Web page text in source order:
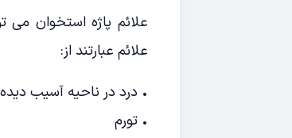
علائم پاژه استخوان می
علائم عبارتند از:
• درد در ناحیه آسیب دیده
• تورم